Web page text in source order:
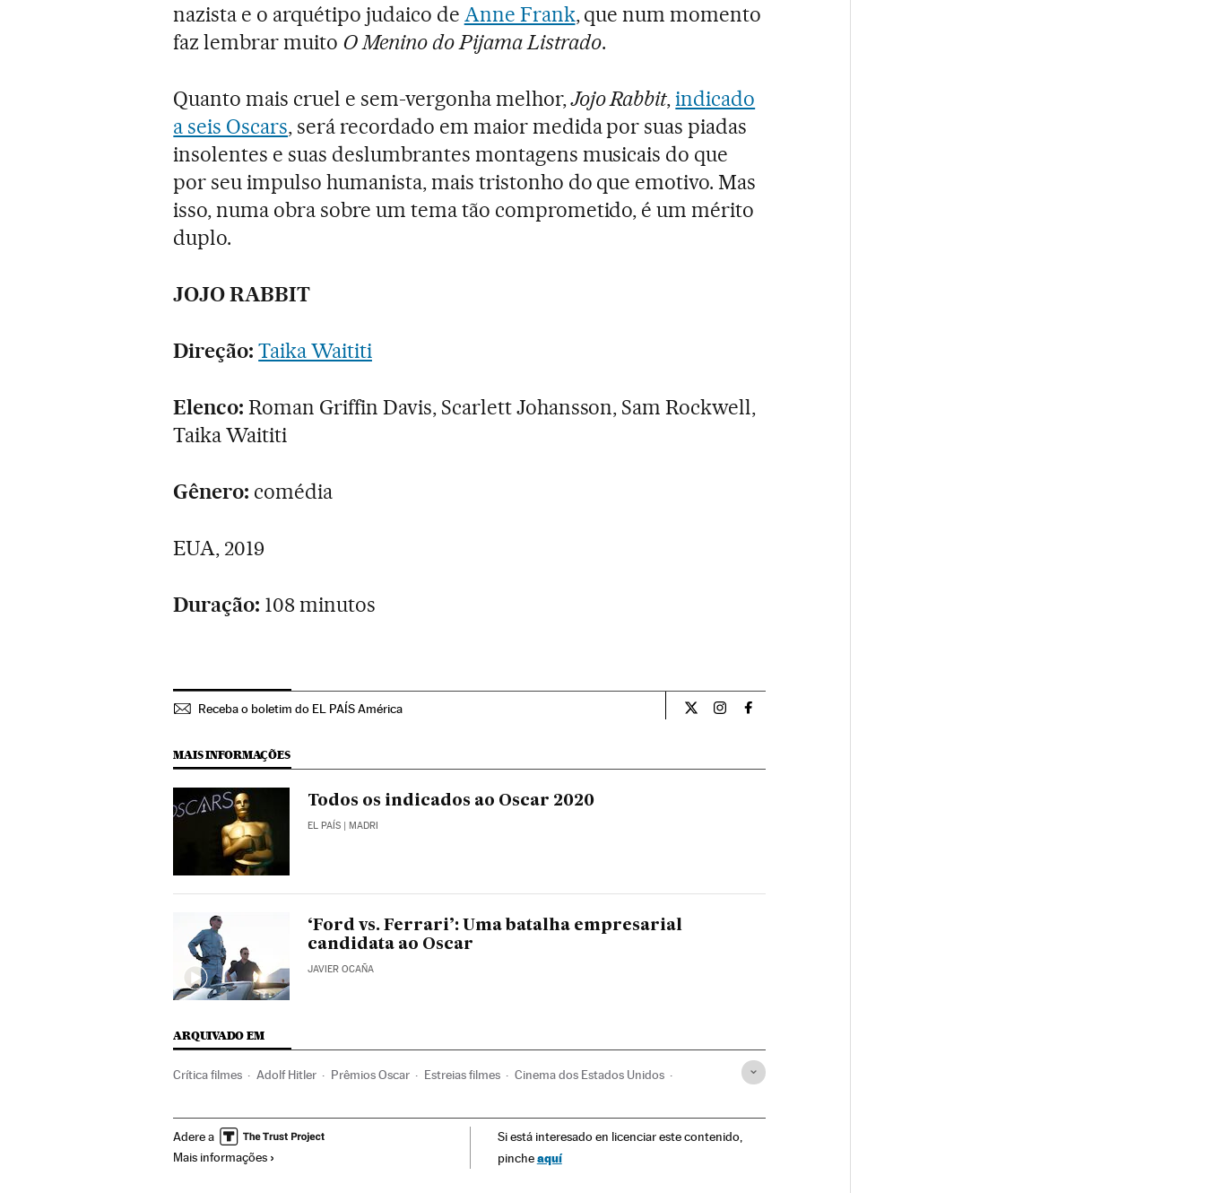
nazista e o arquétipo judaico de Anne Frank, que num momento
faz lembrar muito O Menino do Pijama Listrado.
Quanto mais cruel e sem-vergonha melhor,Jojo Rabbit,indicado
a seis Oscars, será recordado em maior medida por suas piadas
insolentes e suas deslumbrantes montagens musicais do que
por seu impulso humanista, mais tristonho do que emotivo. Mas
isso, numa obra sobre um tema tão comprometido, é um mérito
duplo.
JOJO RABBIT
Direção: Taika Waititi
Elenco:Roman Griffin Davis, Scarlett Johansson, Sam Rockwell,
Taika Waititi
Gênero: comédia
EUA, 2019
Duração: 108 minutos
Receba o boletim do EL PAÍS América Cultura El País Brasil en Twitter
Cultura El País Brasil en Instagram
Cultura El País Brasil en Facebook
MAIS INFORMAÇÕES
Todos os indicados ao Oscar 2020
EL PAÍS | MADRI
‘Ford vs. Ferrari’: Uma batalha empresarial
candidata ao Oscar
JAVIER OCAÑA
ARQUIVADO EM
Crítica filmes Adolf Hitler Prêmios Oscar Estreias filmes Cinema dos Estados Unidos
Adere a
Mais informações
Si está interesado en licenciar este contenido,
pincheaquí